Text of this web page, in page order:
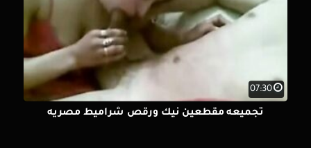
07:30
تجميعه مقطعين نيك ورقص شراميط مصريه